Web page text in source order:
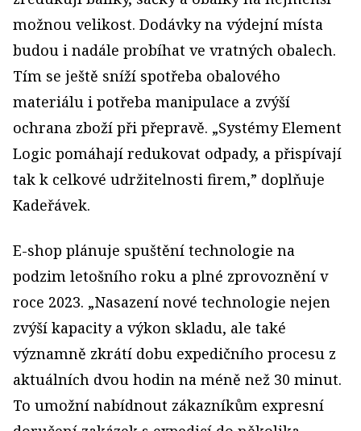
možnou velikost. Dodávky na výdejní místa
budou i nadále probíhat ve vratných obalech.
Tím se ještě sníží spotřeba obalového
materiálu i potřeba manipulace a zvýší
ochrana zboží při přepravě. „Systémy Element
Logic pomáhají redukovat odpady, a přispívají
tak k celkové udržitelnosti firem,” doplňuje
Kadeřávek.
E-shop plánuje spuštění technologie na
podzim letošního roku a plné zprovoznění v
roce 2023. „Nasazení nové technologie nejen
zvýší kapacity a výkon skladu, ale také
významně zkrátí dobu expedičního procesu z
aktuálních dvou hodin na méně než 30 minut.
To umožní nabídnout zákazníkům expresní